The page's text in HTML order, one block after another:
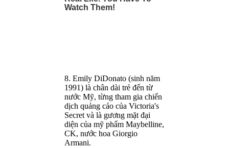
8. Emily DiDonato (sinh năm
1991) là chân dài trẻ đến từ
nước Mỹ, từng tham gia chiến
dịch quảng cáo của Victoria's
Secret và là gương mặt đại
diện của mỹ phẩm Maybelline,
CK, nước hoa Giorgio
Armani.